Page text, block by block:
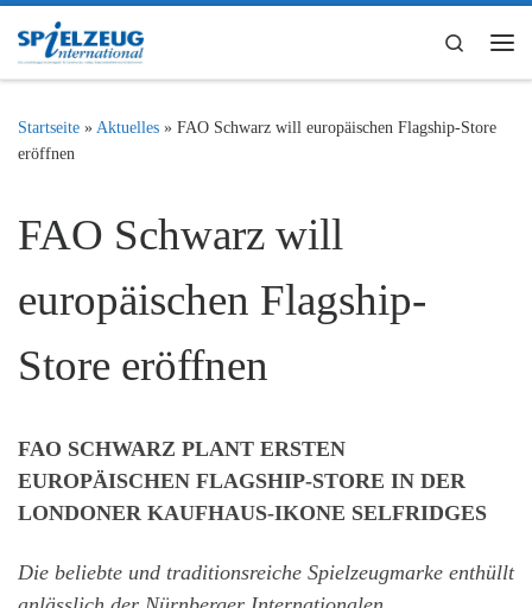
Zum Inhalt springen
Search
Startseite » Aktuelles » FAO Schwarz will europäischen Flagship-Store
eröffnen
FAO Schwarz will
europäischen Flagship-
Store eröffnen
FAO SCHWARZ PLANT ERSTEN
EUROPÄISCHEN FLAGSHIP-STORE IN DER
LONDONER KAUFHAUS-IKONE SELFRIDGES
Die beliebte und traditionsreiche Spielzeugmarke enthüllt